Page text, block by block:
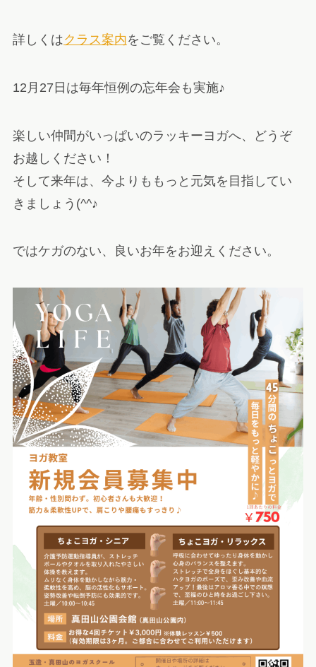
詳しくはクラス案内をご覧ください。
12月27日は毎年恒例の忘年会も実施♪
楽しい仲間がいっぱいのラッキーヨガへ、どうぞ
お越しください！
そして来年は、今よりももっと元気を目指してい
きましょう(^^♪
ではケガのない、良いお年をお迎えください。